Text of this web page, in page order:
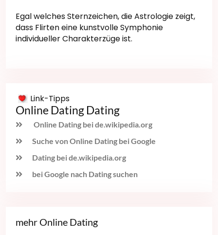
Egal welches Sternzeichen, die Astrologie zeigt,
dass Flirten eine kunstvolle Symphonie
individueller Charakterzüge ist.
Link-Tipps
Online Dating Dating
Online Dating bei de.wikipedia.org
Suche von Online Dating bei Google
Dating bei de.wikipedia.org
bei Google nach Dating suchen
mehr Online Dating